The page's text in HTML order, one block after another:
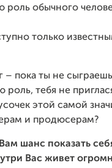
роль обычного
только
– пока ты не
тебя не
этой самой
и продюсерам?
шанс показать
Вас живет